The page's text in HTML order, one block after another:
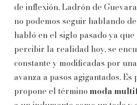
de inflexión, Ladrón de
no podemos seguir hablando
habló en el siglo pasado ya
percibir la realidad hoy, se
constante y modificadas por
avanza a pasos agigantados. Es
propone el término moda